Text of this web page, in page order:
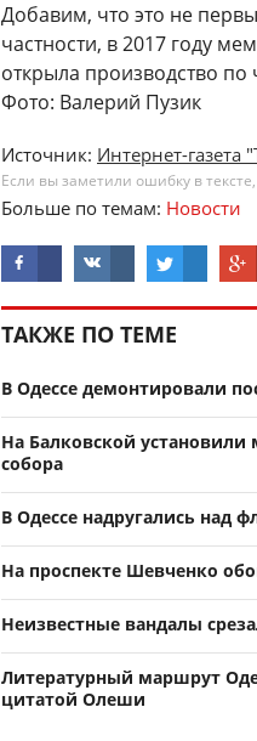
Добавим, что это не
частности, в 2017 году
открыла производство по
Фото: Валерий Пузик
Источник: Интернет-газета
Если вы заметили ошибку в
Больше по темам: Новости
ТАКЖЕ ПО ТЕМЕ
В Одессе демонтировали
На Балковской
собора
В Одессе надругались над
На проспекте Шевченко
Неизвестные вандалы
Литературный маршрут
цитатой Олеши